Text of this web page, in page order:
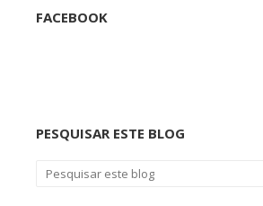
FACEBOOK
PESQUISAR ESTE BLOG